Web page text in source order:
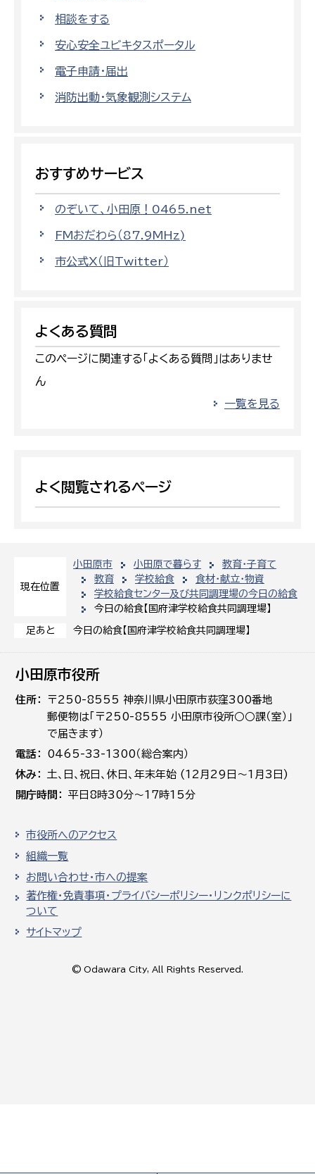
現在位置
小田原市 小田原で暮らす
教育・子育て
教育
学校給食
食材・献立・物資
学校給食センター及び共同調理場の今日の給食
今日の給食【国府津学校給食共同調理場】
足あと 今日の給食【国府津学校給食共同調理場】
相談をする
安心安全ユビキタスポータル
電子申請・届出
消防出動・気象観測システム
おすすめサービス
のぞいて、小田原！0465.net
FMおだわら（87.9MHz)
市公式X（旧Twitter）
よくある質問
このページに関連する「よくある質問」はありませ
ん
一覧を見る
よく閲覧されるページ
小田原市役所
住所
〒250-8555 神奈川県小田原市荻窪300番地
郵便物は「〒250-8555 小田原市役所○○課（室）」
で届きます）
電話
0465-33-1300（総合案内）
休み
土､日､祝日、休日、年末年始 (12月29日～1月3日)
開庁時間
平日8時30分～17時15分
市役所へのアクセス
組織一覧
お問い合わせ・市への提案
著作権・免責事項・プライバシーポリシー・リンクポリシーに
ついて
サイトマップ
© Odawara City, All Rights Reserved.